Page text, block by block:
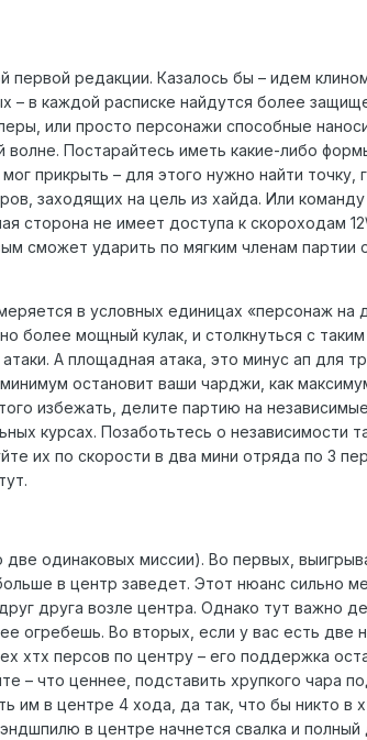
редакции. Казалось бы – идем
– в каждой расписке найдутся более
или просто персонажи способные
Постарайтесь иметь какие-либо
прикрыть – для этого нужно найти точку,
заходящих на цель из хайда. Или
сторона не имеет доступа к скороходам
сможет ударить по мягким членам партии
в условных единицах «персонаж на
более мощный кулак, и столкнуться с
А площадная атака, это минус ап для
остановит ваши чарджи, как
избежать, делите партию на
курсах. Позаботьтесь о независимости
их по скорости в два мини отряда по 3
одинаковых миссии). Во первых,
в центр заведет. Этот нюанс сильно
друга возле центра. Однако тут важно
огребешь. Во вторых, если у вас есть две
хтх персов по центру – его поддержка
– что ценнее, подставить хрупкого чара
им в центре 4 хода, да так, что бы никто в
в центре начнется свалка и